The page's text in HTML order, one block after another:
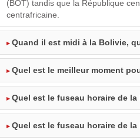
(BOT) tandis que la République
centrafricaine.
Quand il est midi à la Bolivie,
Quel est le meilleur moment
Quel est le fuseau horaire de la
Quel est le fuseau horaire de